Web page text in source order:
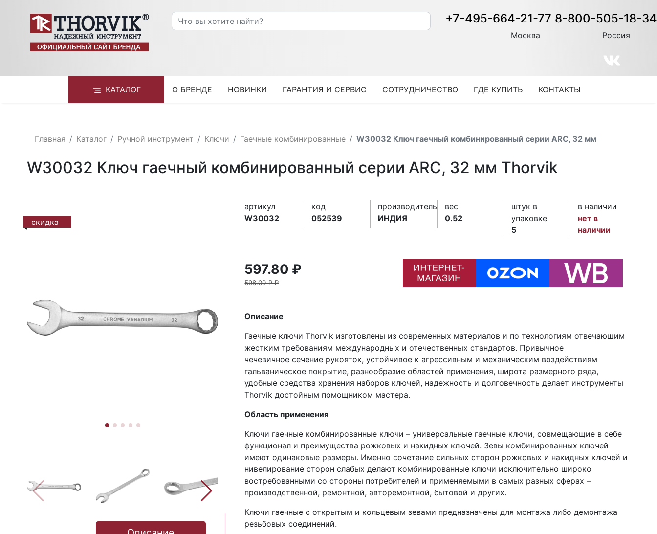
+7-495-664-21-77
Москва
8-800-505-18-34
Россия
КАТАЛОГ О БРЕНДЕ НОВИНКИ ГАРАНТИЯ И СЕРВИС СОТРУДНИЧЕСТВО ГДЕ КУПИТЬ КОНТАКТЫ
Главная Каталог Ручной инструмент Ключи Гаечные комбинированные W30032 Ключ гаечный комбинированный серии ARC, 32 мм
W30032 Ключ гаечный комбинированный серии ARC, 32 мм Thorvik
скидка
артикул
W30032
код
052539
производитель
ИНДИЯ
вес
0.52
штук в
упаковке
5
в наличии
нет в
наличии
597.80 ₽
598.00 ₽ ₽
Описание
Гаечные ключи Thorvik изготовлены из современных материалов и по технологиям отвечающим
жестким требованиям международных и отечественных стандартов. Привычное
чечевичное сечение рукояток, устойчивое к агрессивным и механическим воздействиям
гальваническое покрытие, разнообразие областей применения, широта размерного ряда,
удобные средства хранения наборов ключей, надежность и долговечность делает инструменты
Thorvik достойным помощником мастера.
Область применения
Ключи гаечные комбинированные ключи – универсальные гаечные ключи, совмещающие в себе
функционал и преимущества рожковых и накидных ключей. Зевы комбинированных ключей
имеют одинаковые размеры. Именно сочетание сильных сторон рожковых и накидных ключей и
нивелирование сторон слабых делают комбинированные ключи исключительно широко
востребованными со стороны потребителей и применяемыми в самых разных сферах –
производственной, ремонтной, авторемонтной, бытовой и других.
Ключи гаечные с открытым и кольцевым зевами предназначены для монтажа либо демонтажа
резьбовых соединений.